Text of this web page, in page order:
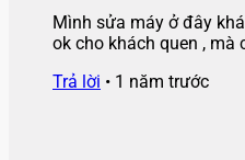
Mình sửa máy ở đây
ok cho khách quen , mà
Trả lời • 1 năm trước